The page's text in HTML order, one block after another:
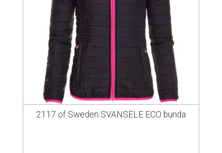
2117 of Sweden SVANSELE ECO bunda